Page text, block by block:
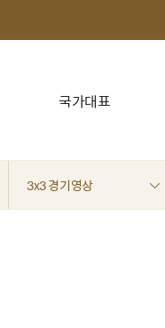
국가대표
3x3 경기영상